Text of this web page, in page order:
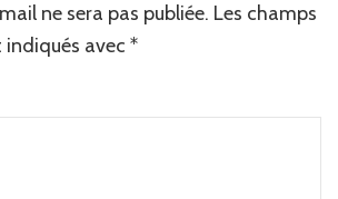
ne sera pas publiée. Les champs
avec *